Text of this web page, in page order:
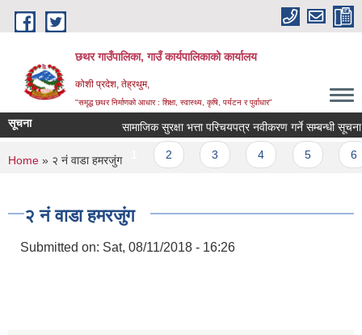
Skip to main content
छथर गाउँपालिका, गाउँ कार्यपालिकाको कार्यालय
कोशी प्रदेश, तेह्रथुम,
"समृद्ध छथर निर्माणको आधार : शिक्षा, स्वास्थ्य, कृषि, पर्यटन र पुर्वाधार”
सूचना सामाजिक सुरक्षा भत्ता परिचयपत्र नवीकरण गर्ने सम्बन्धी सूचना ।
Pages
1
You are here
Home » २ नं वाडा हमरजुंग
२ नं वाडा हमरजुंग
Submitted on: Sat, 08/11/2018 - 16:26